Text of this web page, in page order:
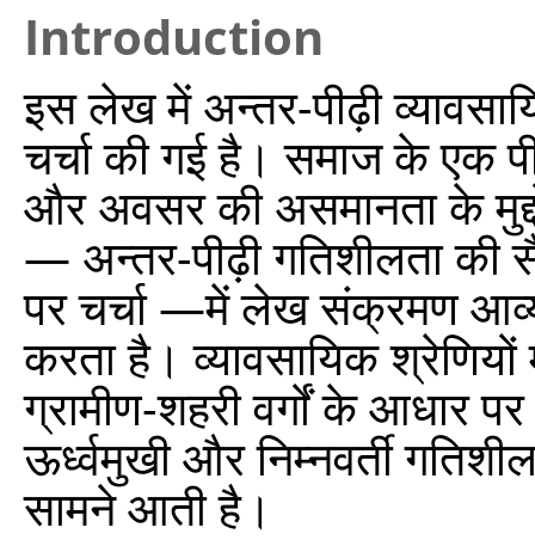
Introduction
इस लेख में अन्तर-पीढ़ी
चर्चा की गई है। समाज के एक
और अवसर की असमानता के
— अन्तर-पीढ़ी गतिशीलता की
पर चर्चा —में लेख संक्रमण
करता है। व्यावसायिक
ग्रामीण-शहरी वर्गों के आधार
ऊर्ध्वमुखी और निम्नवर्ती
सामने आती है।